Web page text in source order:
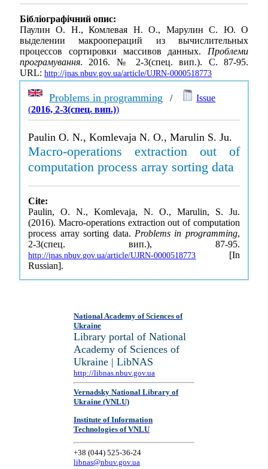
Бібліографічний опис:
Паулин О. Н., Комлевая Н. О., Марулин С. Ю. О
выделении макроопераций из вычислительных
процессов сортировки массивов данных. Проблеми
програмування. 2016. № 2-3(спец. вип.). С. 87-95.
URL: http://jnas.nbuv.gov.ua/article/UJRN-0000518773
Problems in programming /
Issue
(2016, 2-3(спец. вип.))
Paulin O. N., Komlevaja N. O., Marulin S. Ju.
Macro-operations extraction out of
computation process array sorting data
Cite:
Paulin, O. N., Komlevaja, N. O., Marulin, S. Ju.
(2016). Macro-operations extraction out of computation
process array sorting data. Problems in programming,
2-3(спец. вип.), 87-95.
http://jnas.nbuv.gov.ua/article/UJRN-0000518773 [In
Russian].
National Academy of Sciences of
Ukraine
Library portal of National
Academy of Sciences of
Ukraine | LibNAS
http://libnas.nbuv.gov.ua
Vernadsky National Library of
Ukraine (VNLU)
Institute of Information
Technologies of VNLU
+38 (044) 525-36-24
libnas@nbuv.gov.ua